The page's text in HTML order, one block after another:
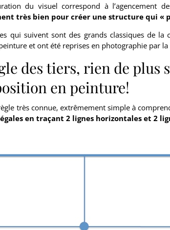
du visuel correspond à l’agencement
très bien pour créer une structure qui «
qui suivent sont des grands classiques de
et ont été reprises en photographie par
des tiers, rien de
en peinture!
très connue, extrêmement simple à
en traçant 2 lignes horizontales et 2